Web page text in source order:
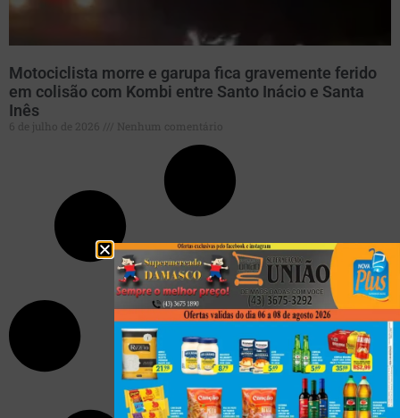
Motociclista morre e garupa fica gravemente ferido
em colisão com Kombi entre Santo Inácio e Santa
Inês
6 de julho de 2026 Nenhum comentário